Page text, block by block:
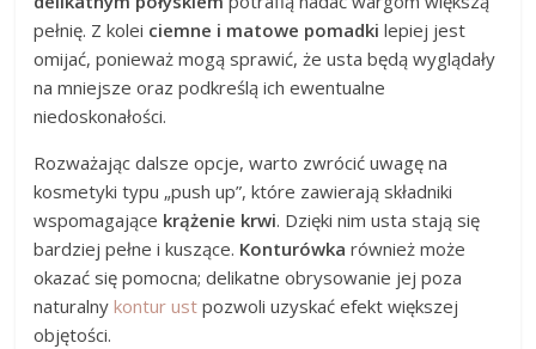
pełnię. Z kolei ciemne i matowe pomadki lepiej jest
omijać, ponieważ mogą sprawić, że usta będą wyglądały
na mniejsze oraz podkreślą ich ewentualne
niedoskonałości.
Rozważając dalsze opcje, warto zwrócić uwagę na
kosmetyki typu „push up”, które zawierają składniki
wspomagające krążenie krwi. Dzięki nim usta stają się
bardziej pełne i kuszące. Konturówka również może
okazać się pomocna; delikatne obrysowanie jej poza
naturalnykontur ust pozwoli uzyskać efekt większej
objętości.